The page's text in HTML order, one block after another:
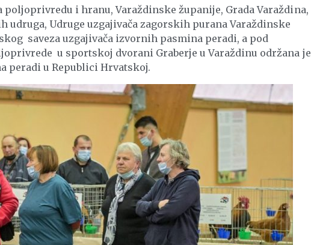
i hranu, Varaždinske županije, Grada Varaždina,
Udruge uzgajivača zagorskih purana Varaždinske
saveza uzgajivača izvornih pasmina peradi, a pod
u sportskoj dvorani Graberje u Varaždinu održana je
peradi u Republici Hrvatskoj.